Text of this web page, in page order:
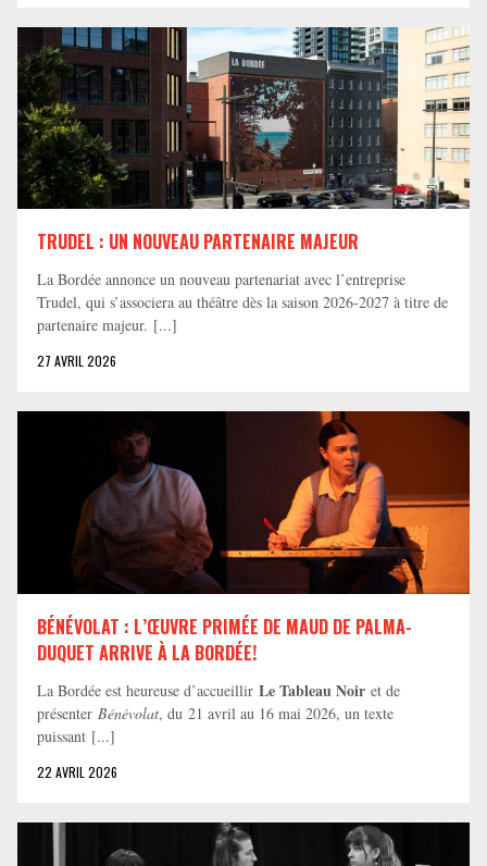
TRUDEL : UN NOUVEAU PARTENAIRE MAJEUR
La Bordée annonce un nouveau partenariat avec l’entreprise
Trudel, qui s’associera au théâtre dès la saison 2026-2027 à titre de
partenaire majeur. [...]
27 AVRIL 2026
BÉNÉVOLAT : L’ŒUVRE PRIMÉE DE MAUD DE PALMA-
DUQUET ARRIVE À LA BORDÉE!
La Bordée est heureuse d’accueillir Le Tableau Noir et de
présenter Bénévolat, du 21 avril au 16 mai 2026, un texte
puissant [...]
22 AVRIL 2026